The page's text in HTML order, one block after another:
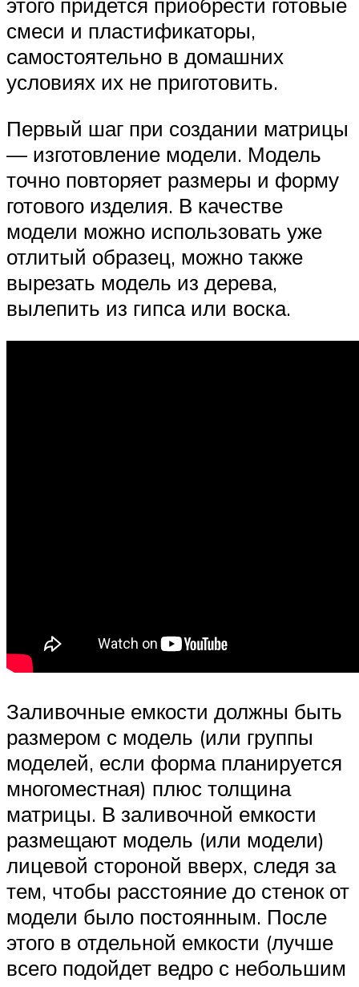
смеси и пластификаторы,
самостоятельно в домашних
условиях их не приготовить.
Первый шаг при создании матрицы
— изготовление модели. Модель
точно повторяет размеры и форму
готового изделия. В качестве
модели можно использовать уже
отлитый образец, можно также
вырезать модель из дерева,
вылепить из гипса или воска.
Заливочные емкости должны быть
размером с модель (или группы
моделей, если форма планируется
многоместная) плюс толщина
матрицы. В заливочной емкости
размещают модель (или модели)
лицевой стороной вверх, следя за
тем, чтобы расстояние до стенок от
модели было постоянным. После
этого в отдельной емкости (лучше
всего подойдет ведро с небольшим